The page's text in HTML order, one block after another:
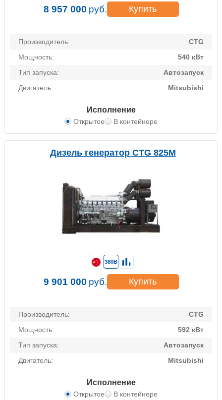
Производитель:
CTG
Мощность:
540 кВт
Тип запуска:
Автозапуск
Двигатель:
Mitsubishi
Исполнение
Открытое В контейнере
8 957 000 руб. Купить
Дизель генератор CTG 825M
Производитель:
CTG
Мощность:
592 кВт
Тип запуска:
Автозапуск
Двигатель:
Mitsubishi
Исполнение
Открытое В контейнере
380В
9 901 000 руб. Купить